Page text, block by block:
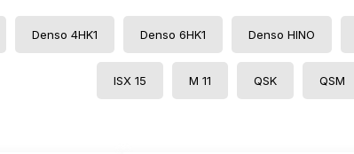
Denso 4HK1 Denso 6HK1 Denso HINO
ISX 15 М 11 QSK QSM